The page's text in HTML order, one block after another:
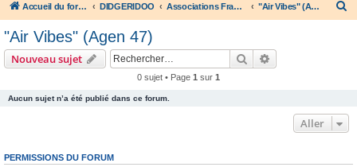
Accueil du forum DIDGERIDOO Associations Françaises de Didgeridoo "Air Vibes" (Agen 47)
"Air Vibes" (Agen 47)
Nouveau sujet Rechercher
0 sujet • Page 1 sur 1
Aucun sujet n’a été publié dans ce forum.
Aller
PERMISSIONS DU FORUM